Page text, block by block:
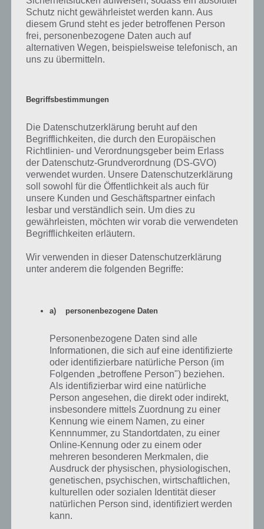
entsprechend schon vorab ein Bild von der App machen will, kann
sich das nachfolgende (in englischer Sprache erhältliche) YouTube
Video anschauen, in dem ein Spieler euch Topia World Builder
ausführlichst vorstellt.
App herunterladen
Wir haben uns die App Topia World Builder genaustens angeschaut
werden nicht vorgegeben, sondern jeder Spieler kann seiner
Was uns jedoch etwas stört ist der hohe Preis, den die App verlangt,
denn großartige Spielinhalte gibt es nicht und bereits nach kurzer
Zeit hat man im Grunde alles entdeckt. So heißt es später nur noch
mal schnell in Topia World Builder reinzugehen und was zu testen.
Ansonsten kann die App beim Langzeitspielspaß nicht überzeugen.
Topia World Builder für Android im Google
Play Store
Seit kurzem ist Topia World Builder auch für Android erhältlich und
kostet im deutschen Google Play Store derzeit 1,46 Euro. benötigt
wird mindestens Android 2.3.3. Mit 3,8 Sternen kommt das Spiel
Schutz nicht gewährleistet werden kann. Aus
diesem Grund steht es jeder betroffenen Person
frei, personenbezogene Daten auch auf
alternativen Wegen, beispielsweise telefonisch, an
uns zu übermitteln.
Begriffsbestimmungen
Die Datenschutzerklärung beruht auf den
Begrifflichkeiten, die durch den Europäischen
Richtlinien- und Verordnungsgeber beim Erlass
der Datenschutz-Grundverordnung (DS-GVO)
verwendet wurden. Unsere Datenschutzerklärung
soll sowohl für die Öffentlichkeit als auch für
unsere Kunden und Geschäftspartner einfach
lesbar und verständlich sein. Um dies zu
gewährleisten, möchten wir vorab die verwendeten
Begrifflichkeiten erläutern.
Wir verwenden in dieser Datenschutzerklärung
unter anderem die folgenden Begriffe:
a) personenbezogene Daten
Personenbezogene Daten sind alle
Informationen, die sich auf eine identifizierte
oder identifizierbare natürliche Person (im
Folgenden „betroffene Person") beziehen.
Als identifizierbar wird eine natürliche
Person angesehen, die direkt oder indirekt,
insbesondere mittels Zuordnung zu einer
Kennung wie einem Namen, zu einer
Kennnummer, zu Standortdaten, zu einer
Online-Kennung oder zu einem oder
mehreren besonderen Merkmalen, die
Ausdruck der physischen, physiologischen,
genetischen, psychischen, wirtschaftlichen,
kulturellen oder sozialen Identität dieser
natürlichen Person sind, identifiziert werden
kann.